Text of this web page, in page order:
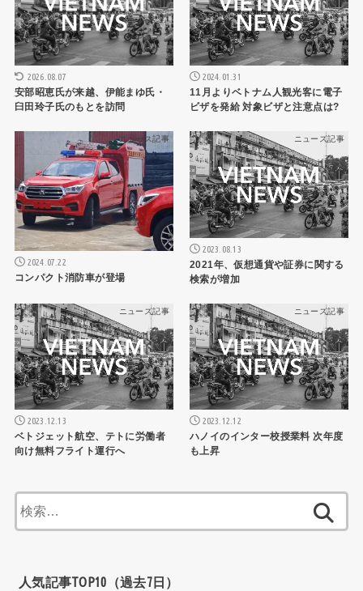
2026.08.07
安部昭恵氏が来越、伊能まゆ氏・
臼田玲子氏のもとを訪問
2024.01.31
11月よりベトナム人観光客に電子
ビザを発給 対象ビザと注意点は?
ニュース記事
2024.07.22
コンパクト消防車が登場
ニュース記事
2023.08.13
2021年、仮想通貨や証券に関する
検索が増加
ニュース記事
2023.12.13
ベトジェット航空、テトに労働者
向け無料フライト運行へ
ニュース記事
2023.12.12
ハノイのインター校授業料 次年度
も上昇
索:
人気記事TOP10（過去7日）